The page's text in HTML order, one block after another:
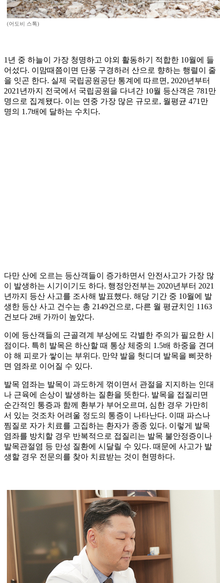
(어도비 스톡)
1년 중 하늘이 가장 청명하고 야외 활동하기 적합한 10월에 들
어섰다. 이맘때쯤이면 단풍 구경하러 산으로 향하는 행렬이 줄
을 잇곤 한다. 실제 국립공원공단 통계에 따르면, 2020년부터
2021년까지 전국에서 국립공원을 다녀간 10월 등산객은 781만
명으로 집계됐다. 이는 연중 가장 많은 규모로, 월평균 471만
명의 1.7배에 달하는 수치다.
다만 산에 오르는 등산객들이 증가하면서 안전사고가 가장 많
이 발생하는 시기이기도 하다. 행정안전부는 2020년부터 2021
년까지 등산 사고를 조사해 발표했다. 해당 기간 중 10월에 발
생한 등산 사고 건수는 총 2149건으로, 다른 월 평균치인 1163
건보다 2배 가까이 높았다.
이에 등산객들의 근골격계 부상에도 각별한 주의가 필요한 시
점이다. 특히 발목은 하산할 때 통상 체중의 1.5배 하중을 견뎌
야 해 피로가 쌓이는 부위다. 만약 발을 헛디뎌 발목을 삐끗하
면 염좌로 이어질 수 있다.
발목 염좌는 발목이 과도하게 꺾이면서 관절을 지지하는 인대
나 근육에 손상이 발생하는 질환을 뜻한다. 발목을 접질리면
순간적인 통증과 함께 환부가 부어오르며, 심한 경우 가만히
서 있는 것조차 어려울 정도의 통증이 나타난다. 이때 파스나
찜질로 자가 치료를 고집하는 환자가 종종 있다. 이렇게 발목
염좌를 방치할 경우 반복적으로 접질리는 발목 불안정증이나
발목관절염 등 만성 질환에 시달릴 수 있다. 때문에 사고가 발
생할 경우 전문의를 찾아 치료받는 것이 현명하다.